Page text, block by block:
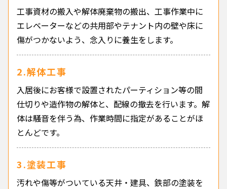
工事資材の搬入や解体廃棄物の搬出、工事作業中に
エレベーターなどの共用部やテナント内の壁や床に
傷がつかないよう、念入りに養生をします。
2.解体工事
入居後にお客様で設置されたパーティション等の間
仕切りや造作物の解体と、配線の撤去を行います。解
体は騒音を伴う為、作業時間に指定があることがほ
とんどです。
3.塗装工事
汚れや傷等がついている天井・建具、鉄部の塗装を